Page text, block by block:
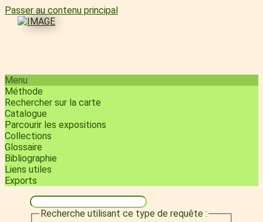
Passer au contenu principal
Menu
Méthode
Rechercher sur la carte
Catalogue
Parcourir les expositions
Collections
Glossaire
Bibliographie
Liens utiles
Exports
Recherche utilisant ce type de requête :